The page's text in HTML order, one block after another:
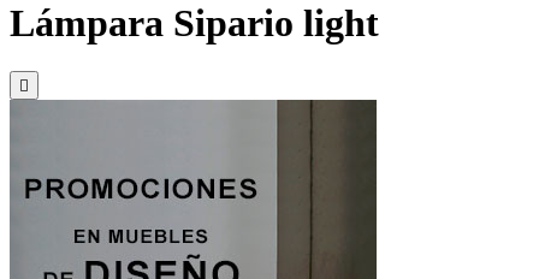
Lámpara Sipario light
